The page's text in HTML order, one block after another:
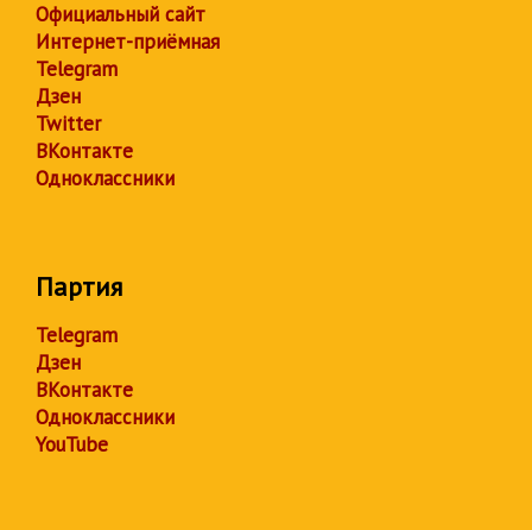
Официальный сайт
Интернет-приёмная
Telegram
Дзен
Twitter
ВКонтакте
Одноклассники
Партия
Telegram
Дзен
ВКонтакте
Одноклассники
YouTube